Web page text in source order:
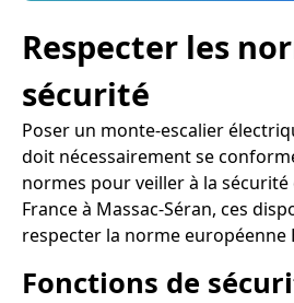
Respecter les
sécurité
Poser un monte-escalier
doit nécessairement se
normes pour veiller à la sécurité
France à Massac-Séran, ces
respecter la norme européenne
Fonctions de